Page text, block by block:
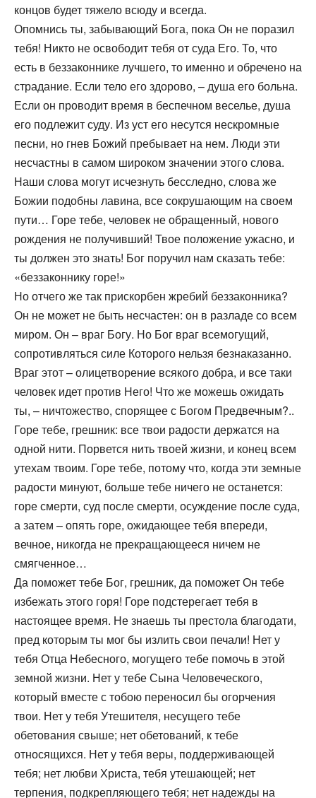
концов будет тяжело всюду и всегда.
Опомнись ты, забывающий Бога, пока Он не поразил
тебя! Никто не освободит тебя от суда Его. То, что
есть в беззаконнике лучшего, то именно и обречено на
страдание. Если тело его здорово, – душа его больна.
Если он проводит время в беспечном веселье, душа
его подлежит суду. Из уст его несутся нескромные
песни, но гнев Божий пребывает на нем. Люди эти
несчастны в самом широком значении этого слова.
Наши слова могут исчезнуть бесследно, слова же
Божии подобны лавина, все сокрушающим на своем
пути… Горе тебе, человек не обращенный, нового
рождения не получивший! Твое положение ужасно, и
ты должен это знать! Бог поручил нам сказать тебе:
«беззаконнику горе!»
Но отчего же так прискорбен жребий беззаконника?
Он не может не быть несчастен: он в разладе со всем
миром. Он – враг Богу. Но Бог враг всемогущий,
сопротивляться силе Которого нельзя безнаказанно.
Враг этот – олицетворение всякого добра, и все таки
человек идет против Него! Что же можешь ожидать
ты, – ничтожество, спорящее с Богом Предвечным?..
Горе тебе, грешник: все твои радости держатся на
одной нити. Порвется нить твоей жизни, и конец всем
утехам твоим. Горе тебе, потому что, когда эти земные
радости минуют, больше тебе ничего не останется:
горе смерти, суд после смерти, осуждение после суда,
а затем – опять горе, ожидающее тебя впереди,
вечное, никогда не прекращающееся ничем не
смягченное…
Да поможет тебе Бог, грешник, да поможет Он тебе
избежать этого горя! Горе подстерегает тебя в
настоящее время. Не знаешь ты престола благодати,
пред которым ты мог бы излить свои печали! Нет у
тебя Отца Небесного, могущего тебе помочь в этой
земной жизни. Нет у тебе Сына Человеческого,
который вместе с тобою переносил бы огорчения
твои. Нет у тебя Утешителя, несущего тебе
обетования свыше; нет обетований, к тебе
относящихся. Нет у тебя веры, поддерживающей
тебя; нет любви Христа, тебя утешающей; нет
терпения, подкрепляющего тебя; нет надежды на